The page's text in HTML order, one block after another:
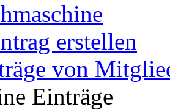
erstellen
von
Einträge